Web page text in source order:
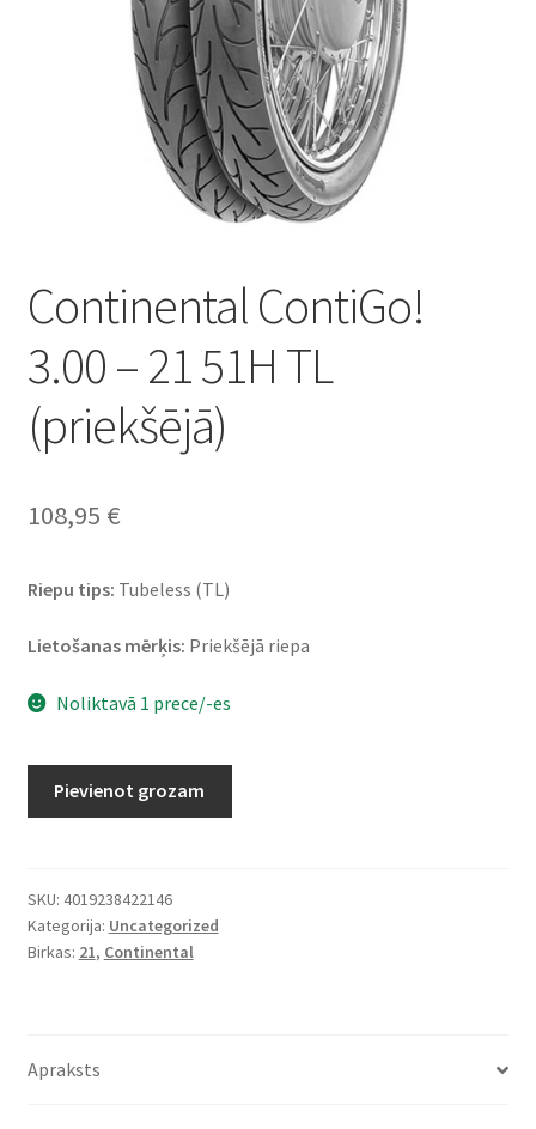
Continental ContiGo!
3.00 – 21 51H TL
(priekšējā)
108,95 €
Riepu tips: Tubeless (TL)
Lietošanas mērķis: Priekšējā riepa
Noliktavā 1 prece/-es
21
51H
TL
Pievienot grozam
SKU: 4019238422146
Kategorija: Uncategorized
Birkas: 21, Continental
Apraksts